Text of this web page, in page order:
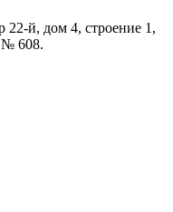
22-й, дом 4, строение 1,
№ 608.